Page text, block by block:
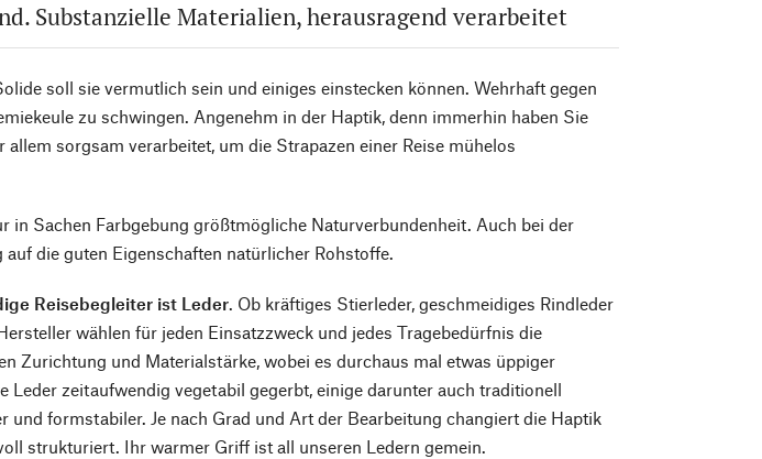
Substanzielle Materialien, herausragend verarbeitet
soll sie vermutlich sein und einiges einstecken können. Wehrhaft gegen
zu schwingen. Angenehm in der Haptik, denn immerhin haben Sie
sorgsam verarbeitet, um die Strapazen einer Reise mühelos
in Sachen Farbgebung größtmögliche Naturverbundenheit. Auch bei der
die guten Eigenschaften natürlicher Rohstoffe.
Reisebegleiter ist Leder. Ob kräftiges Stierleder, geschmeidiges Rindleder
wählen für jeden Einsatzzweck und jedes Tragebedürfnis die
Zurichtung und Materialstärke, wobei es durchaus mal etwas üppiger
Leder zeitaufwendig vegetabil gegerbt, einige darunter auch traditionell
und formstabiler. Je nach Grad und Art der Bearbeitung changiert die Haptik
strukturiert. Ihr warmer Griff ist all unseren Ledern gemein.